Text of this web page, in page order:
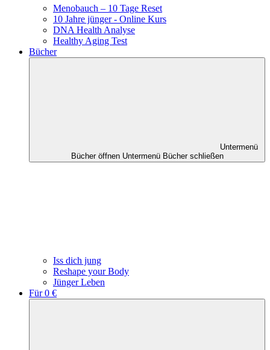
Menobauch – 10 Tage Reset
10 Jahre jünger - Online Kurs
DNA Health Analyse
Healthy Aging Test
Bücher
Untermenü
Bücher öffnen Untermenü Bücher schließen
Iss dich jung
Reshape your Body
Jünger Leben
Für 0 €